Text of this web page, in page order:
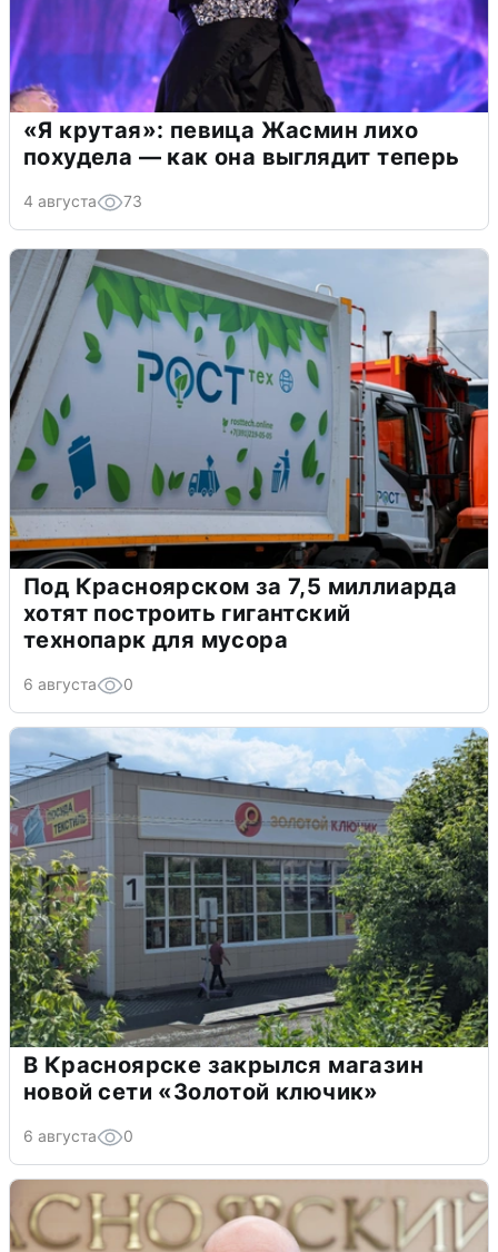
«Я крутая»: певица Жасмин лихо
похудела — как она выглядит теперь
4 августа 73
Под Красноярском за 7,5 миллиарда
хотят построить гигантский
технопарк для мусора
6 августа 0
В Красноярске закрылся магазин
новой сети «Золотой ключик»
6 августа 0